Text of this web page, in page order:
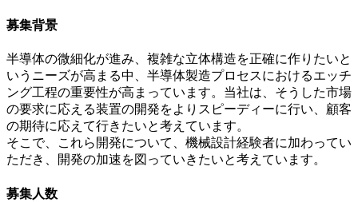
募集背景
半導体の微細化が進み、複雑な立体構造を正確に作りたいと
いうニーズが高まる中、半導体製造プロセスにおけるエッチ
ング工程の重要性が高まっています。当社は、そうした市場
の要求に応える装置の開発をよりスピーディーに行い、顧客
の期待に応えて行きたいと考えています。
そこで、これら開発について、機械設計経験者に加わってい
ただき、開発の加速を図っていきたいと考えています。
募集人数